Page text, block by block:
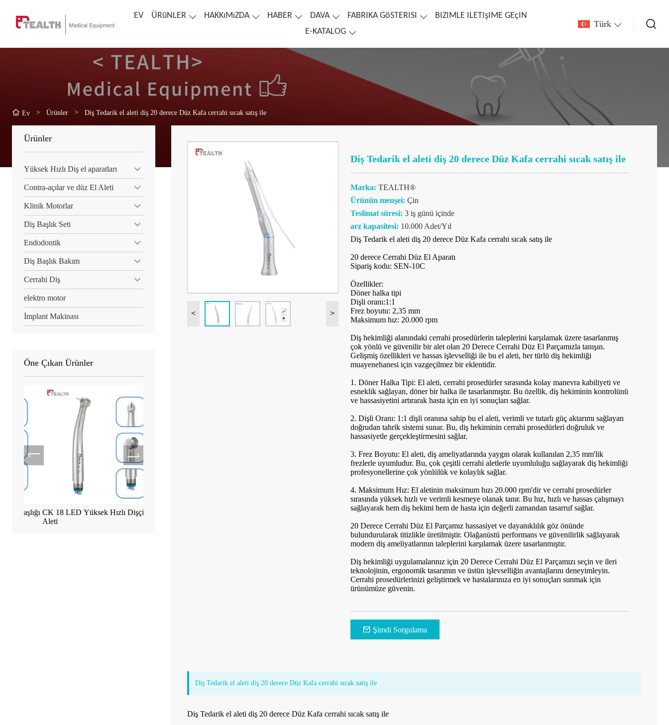
EV ÜRüNLER HAKKıMıZDA HABER DAVA FABRIKA GöSTERISI
BIZIMLE ILETIşIME GEçIN
E-KATALOG
Türk
Ev > Ürünler > Diş Tedarik el aleti diş 20 derece Düz Kafa cerrahi sıcak satış ile
Ürünler
Yüksek Hızlı Diş el aparatları
Contra-açılar ve düz El Aleti
Klinik Motorlar
Diş Başlık Seti
Endodontik
Diş Başlık Bakım
Cerrahi Diş
elektro motor
İmplant Makinası
Öne Çıkan Ürünler
CK 18 LED Yüksek Hızlı Dişçi El
CK 11 LED Yüksek Hızlı Alman
Cerrahi El Aleti İçin Testere BıçaklarıTealth® CK08 tork temizleme başlığı
yüksek hızlı el aleti
< >
Diş Tedarik el aleti diş 20 derece Düz Kafa cerrahi sıcak satış ile
Marka: TEALTH®
Ürünün menşei: Çin
Teslimat süresi: 3 iş günü içinde
arz kapasitesi: 10.000 Adet/Yıl
Diş Tedarik el aleti diş 20 derece Düz Kafa cerrahi sıcak satış ile
20 derece Cerrahi Düz El Aparatı
Sipariş kodu: SEN-10C
Özellikler:
Döner halka tipi
Dişli oranı:1:1
Frez boyutu: 2,35 mm
Maksimum hız: 20.000 rpm
Diş hekimliği alanındaki cerrahi prosedürlerin taleplerini karşılamak üzere tasarlanmış
çok yönlü ve güvenilir bir alet olan 20 Derece Cerrahi Düz El Parçamızla tanışın.
Gelişmiş özellikleri ve hassas işlevselliği ile bu el aleti, her türlü diş hekimliği
muayenehanesi için vazgeçilmez bir eklentidir.
1. Döner Halka Tipi: El aleti, cerrahi prosedürler sırasında kolay manevra kabiliyeti ve
esneklik sağlayan, döner bir halka ile tasarlanmıştır. Bu özellik, diş hekiminin kontrolünü
ve hassasiyetini artırarak hasta için en iyi sonuçları sağlar.
2. Dişli Oranı: 1:1 dişli oranına sahip bu el aleti, verimli ve tutarlı güç aktarımı sağlayan
doğrudan tahrik sistemi sunar. Bu, diş hekiminin cerrahi prosedürleri doğruluk ve
hassasiyetle gerçekleştirmesini sağlar.
3. Frez Boyutu: El aleti, diş ameliyatlarında yaygın olarak kullanılan 2,35 mm'lik
frezlerle uyumludur. Bu, çok çeşitli cerrahi aletlerle uyumluluğu sağlayarak diş hekimliği
profesyonellerine çok yönlülük ve kolaylık sağlar.
4. Maksimum Hız: El aletinin maksimum hızı 20.000 rpm'dir ve cerrahi prosedürler
sırasında yüksek hızlı ve verimli kesmeye olanak tanır. Bu hız, hızlı ve hassas çalışmayı
sağlayarak hem diş hekimi hem de hasta için değerli zamandan tasarruf sağlar.
20 Derece Cerrahi Düz El Parçamız hassasiyet ve dayanıklılık göz önünde
bulundurularak titizlikle üretilmiştir. Olağanüstü performans ve güvenilirlik sağlayarak
modern diş ameliyatlarının taleplerini karşılamak üzere tasarlanmıştır.
Diş hekimliği uygulamalarınız için 20 Derece Cerrahi Düz El Parçamızı seçin ve ileri
teknolojinin, ergonomik tasarımın ve üstün işlevselliğin avantajlarını deneyimleyin.
Cerrahi prosedürlerinizi geliştirmek ve hastalarınıza en iyi sonuçları sunmak için
ürünümüze güvenin.
Şimdi Sorgulama
Diş Tedarik el aleti diş 20 derece Düz Kafa cerrahi sıcak satış ile
Diş Tedarik el aleti diş 20 derece Düz Kafa cerrahi sıcak satış ile